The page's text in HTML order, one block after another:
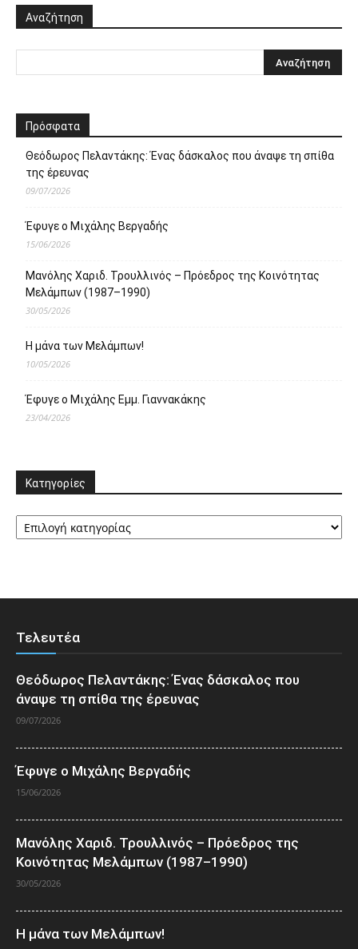
Αναζήτηση
Πρόσφατα
Θεόδωρος Πελαντάκης: Ένας δάσκαλος που άναψε τη σπίθα
της έρευνας
09/07/2026
Έφυγε ο Μιχάλης Βεργαδής
15/06/2026
Μανόλης Χαριδ. Τρουλλινός – Πρόεδρος της Κοινότητας
Μελάμπων (1987–1990)
30/05/2026
Η μάνα των Μελάμπων!
10/05/2026
Έφυγε ο Μιχάλης Εμμ. Γιαννακάκης
23/04/2026
Κατηγορίες
Κατηγορίες
Τελευτέα
Θεόδωρος Πελαντάκης: Ένας δάσκαλος που
άναψε τη σπίθα της έρευνας
09/07/2026
Έφυγε ο Μιχάλης Βεργαδής
15/06/2026
Μανόλης Χαριδ. Τρουλλινός – Πρόεδρος της
Κοινότητας Μελάμπων (1987–1990)
30/05/2026
Η μάνα των Μελάμπων!